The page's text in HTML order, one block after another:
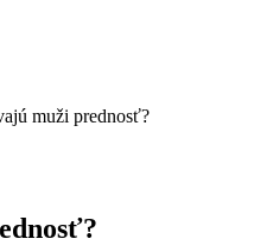
muži prednosť?